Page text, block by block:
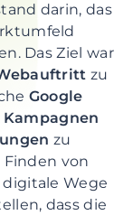
darin, das
Das Ziel war
zu
Google
zu
von
Wege
dass die